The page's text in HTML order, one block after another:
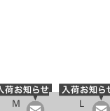
Ｍ Ｌ